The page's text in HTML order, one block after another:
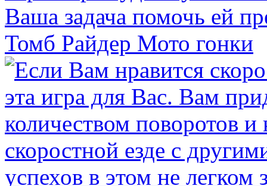
Томб Райдер Мото гонки